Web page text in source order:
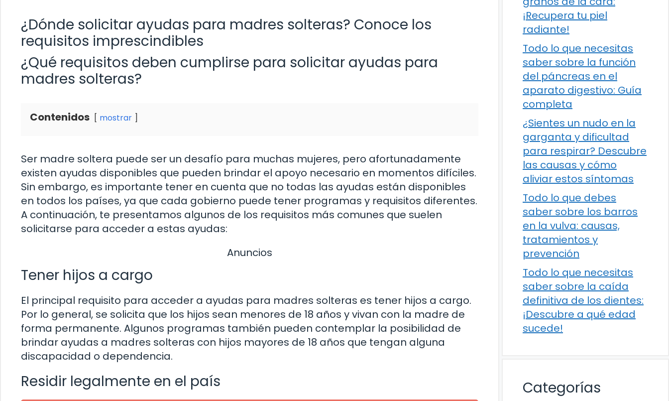
¿Dónde solicitar ayudas para madres solteras? Conoce los
requisitos imprescindibles
¿Qué requisitos deben cumplirse para solicitar ayudas para
madres solteras?
Contenidos mostrar
Ser madre soltera puede ser un desafío para muchas mujeres, pero afortunadamente
existen ayudas disponibles que pueden brindar el apoyo necesario en momentos difíciles.
Sin embargo, es importante tener en cuenta que no todas las ayudas están disponibles
en todos los países, ya que cada gobierno puede tener programas y requisitos diferentes.
A continuación, te presentamos algunos de los requisitos más comunes que suelen
solicitarse para acceder a estas ayudas:
Anuncios
Tener hijos a cargo
El principal requisito para acceder a ayudas para madres solteras es tener hijos a cargo.
Por lo general, se solicita que los hijos sean menores de 18 años y vivan con la madre de
forma permanente. Algunos programas también pueden contemplar la posibilidad de
brindar ayudas a madres solteras con hijos mayores de 18 años que tengan alguna
discapacidad o dependencia.
Residir legalmente en el país
¡Recupera tu piel
radiante!
Todo lo que necesitas
saber sobre la función
del páncreas en el
aparato digestivo: Guía
completa
¿Sientes un nudo en la
garganta y dificultad
para respirar? Descubre
las causas y cómo
aliviar estos síntomas
Todo lo que debes
saber sobre los barros
en la vulva: causas,
tratamientos y
prevención
Todo lo que necesitas
saber sobre la caída
definitiva de los dientes:
¡Descubre a qué edad
sucede!
Categorías